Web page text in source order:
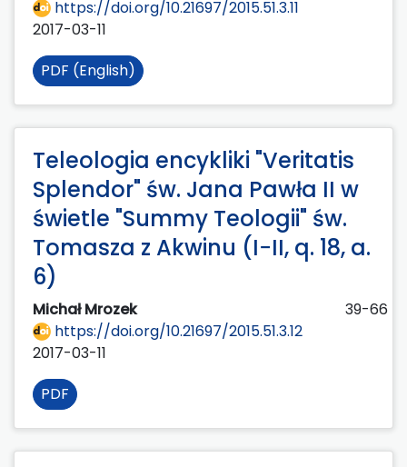
https://doi.org/10.21697/2015.51.3.11
2017-03-11
PDF (English)
Teleologia encykliki "Veritatis
Splendor" św. Jana Pawła II w
świetle "Summy Teologii" św.
Tomasza z Akwinu (I−II, q. 18, a.
6)
Michał Mrozek
39-66
https://doi.org/10.21697/2015.51.3.12
2017-03-11
PDF